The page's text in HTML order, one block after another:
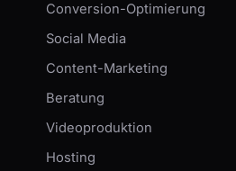
Conversion-Optimierung
Social Media
Content-Marketing
Beratung
Videoproduktion
Hosting